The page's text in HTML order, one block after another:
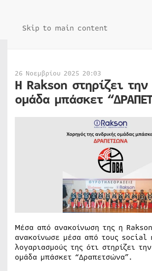
Skip to main content
26 Νοεμβρίου 2025 20:03
Η Rakson στηρίζει
ομάδα μπάσκετ
Μέσα από ανακοίνωση της η
ανακοίνωσε μέσα από τους social
λογαριασμούς της ότι στηρίζει
ομάδα μπάσκετ “Δραπετσώνα”.